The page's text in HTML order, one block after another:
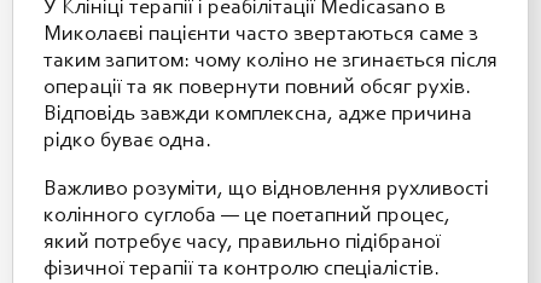
У Клініці терапії і реабілітації Medicasano в
Миколаєві пацієнти часто звертаються саме з
таким запитом: чому коліно не згинається після
операції та як повернути повний обсяг рухів.
Відповідь завжди комплексна, адже причина
рідко буває одна.
Важливо розуміти, що відновлення рухливості
колінного суглоба — це поетапний процес,
який потребує часу, правильно підібраної
фізичної терапії та контролю спеціалістів.